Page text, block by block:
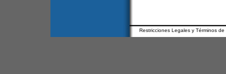
Restricciones Legales y Términos de